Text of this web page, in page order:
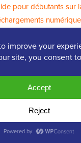
pour débutants sur
vers le bas
entrer le nombre total
dans le champ «
de fichier ».